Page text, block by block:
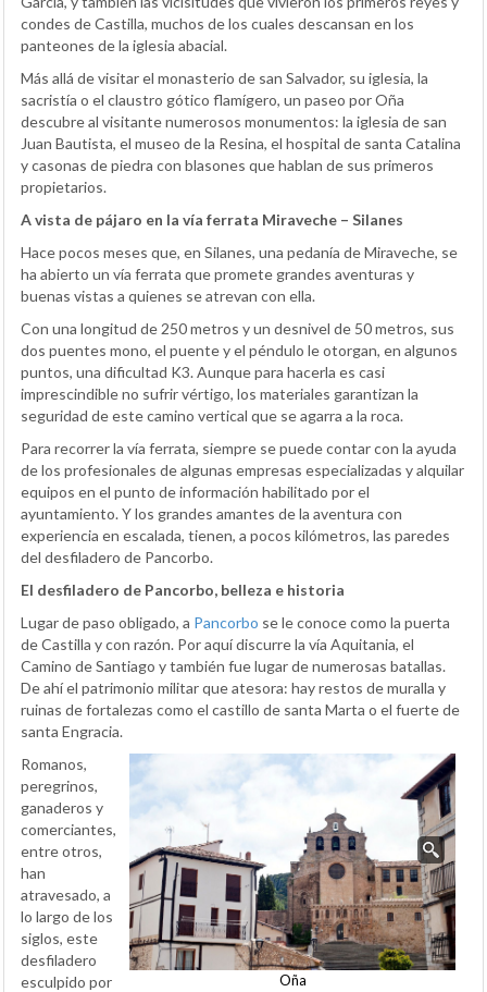
condes de Castilla, muchos de los cuales descansan en los
panteones de la iglesia abacial.
Más allá de visitar el monasterio de san Salvador, su iglesia, la
sacristía o el claustro gótico flamígero, un paseo por Oña
descubre al visitante numerosos monumentos: la iglesia de san
Juan Bautista, el museo de la Resina, el hospital de santa Catalina
y casonas de piedra con blasones que hablan de sus primeros
propietarios.
A vista de pájaro en la vía ferrata Miraveche – Silanes
Hace pocos meses que, en Silanes, una pedanía de Miraveche, se
ha abierto un vía ferrata que promete grandes aventuras y
buenas vistas a quienes se atrevan con ella.
Con una longitud de 250 metros y un desnivel de 50 metros, sus
dos puentes mono, el puente y el péndulo le otorgan, en algunos
puntos, una dificultad K3. Aunque para hacerla es casi
imprescindible no sufrir vértigo, los materiales garantizan la
seguridad de este camino vertical que se agarra a la roca.
Para recorrer la vía ferrata, siempre se puede contar con la ayuda
de los profesionales de algunas empresas especializadas y alquilar
equipos en el punto de información habilitado por el
ayuntamiento. Y los grandes amantes de la aventura con
experiencia en escalada, tienen, a pocos kilómetros, las paredes
del desfiladero de Pancorbo.
El desfiladero de Pancorbo, belleza e historia
Lugar de paso obligado, a Pancorbo se le conoce como la puerta
de Castilla y con razón. Por aquí discurre la vía Aquitania, el
Camino de Santiago y también fue lugar de numerosas batallas.
De ahí el patrimonio militar que atesora: hay restos de muralla y
ruinas de fortalezas como el castillo de santa Marta o el fuerte de
santa Engracia.
Oña
Romanos,
peregrinos,
ganaderos y
comerciantes,
entre otros,
han
atravesado, a
lo largo de los
siglos, este
desfiladero
esculpido por